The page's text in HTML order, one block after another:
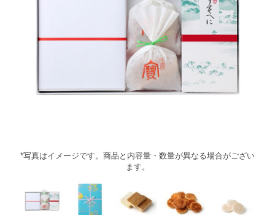
*写真はイメージです。商品と内容量・数量が異なる場合がござい
ます。